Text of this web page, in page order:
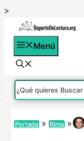
>
contenido
Menú
Portada » Rima »